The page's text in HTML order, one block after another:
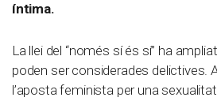
íntima.
La llei del “només sí és sí” ha
poden ser considerades delictives.
l’aposta feminista per una